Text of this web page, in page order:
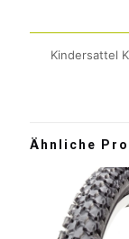
Kindersattel
Ähnliche